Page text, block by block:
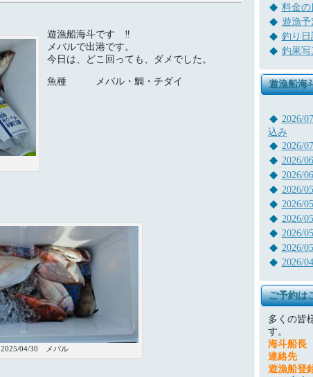
遊漁船海斗です ‼
メバルで出港です。
今日は、どこ回っても、ダメでした。
魚種 メバル・鯛・チダイ
2025/04/30 メバル
料金の
遊漁予
釣り日
釣果写
遊漁船海
2026/
込み
2026/
2026/
2026/
2026/
2026/
2026/
2026/
2026/
2026/
ご予約は
多くの皆
す。
海斗船長
連絡先
遊漁船登